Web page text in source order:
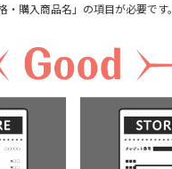
・購入商品名」の項目が必要です。